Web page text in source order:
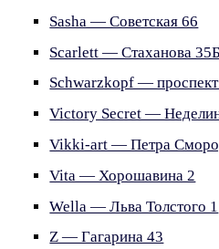
Sasha — Советская 66
Scarlett — Стаханова 35Б
Schwarzkopf —
Victory Secret —
Vikki-art — Петра
Vita — Хорошавина 2
Wella — Льва Толстого 1
Z — Гагарина 43